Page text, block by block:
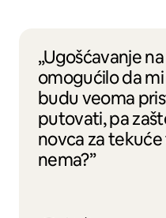
„Ugošćavanje
omogućilo da
budu veoma
putovati, pa
novca za
nema?”